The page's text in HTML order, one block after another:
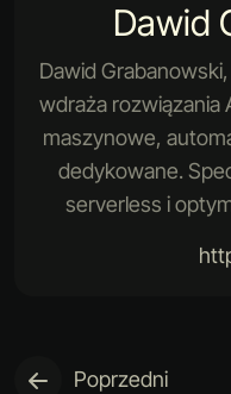
Dawid
Dawid
wdraża rozwiązania
maszynowe,
dedykowane.
serverless i
Poprzedni